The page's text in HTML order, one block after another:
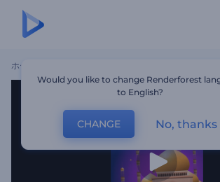
ホーム
Would you like to change Renderforest
to English?
CHANGE No, thanks